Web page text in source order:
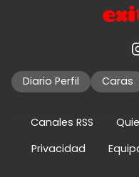
Diario Perfil Caras
Canales RSS
Privacidad